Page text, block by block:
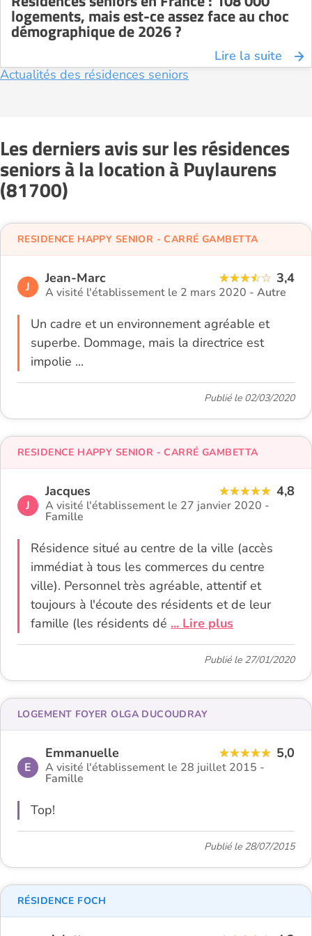
logements, mais est-ce assez face au choc
démographique de 2026 ?
Lire la suite
Actualités des résidences seniors
Les derniers avis sur les résidences
seniors à la location à Puylaurens
(81700)
J
Jean-Marc 3,4
A visité l'établissement le 2 mars 2020 - Autre
Un cadre et un environnement agréable et
superbe. Dommage, mais la directrice est
impolie ...
RESIDENCE HAPPY SENIOR - CARRÉ GAMBETTA
Publié le 02/03/2020
J
Jacques 4,8
A visité l'établissement le 27 janvier 2020 -
Famille
Résidence situé au centre de la ville (accès
immédiat à tous les commerces du centre
ville). Personnel très agréable, attentif et
toujours à l'écoute des résidents et de leur
famille (les résidents dé ... Lire plus
RESIDENCE HAPPY SENIOR - CARRÉ GAMBETTA
Publié le 27/01/2020
E
Emmanuelle 5,0
A visité l'établissement le 28 juillet 2015 -
Famille
Top!
LOGEMENT FOYER OLGA DUCOUDRAY
Publié le 28/07/2015
RÉSIDENCE FOCH